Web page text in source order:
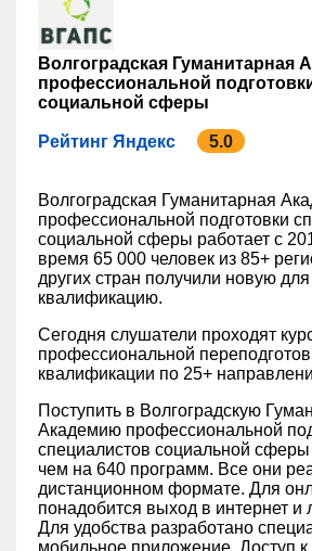
Волгоградская Гуманитарная
профессиональной
социальной сферы
Рейтинг Яндекс 5.0
Волгоградская Гуманитарная
профессиональной подготовки
социальной сферы работает с
время 65 000 человек из 85+
других стран получили новую
квалификацию.
Сегодня слушатели проходят
профессиональной
квалификации по 25+
Поступить в Волгоградскую
Академию профессиональной
специалистов социальной
чем на 640 программ. Все они
дистанционном формате. Для
понадобится выход в интернет и
Для удобства разработано